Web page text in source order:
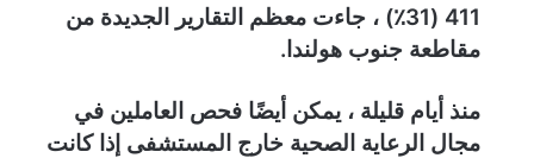
411 (31٪) ، جاءت معظم التقارير الجديدة من
مقاطعة جنوب هولندا.
منذ أيام قليلة ، يمكن أيضًا فحص العاملين في
مجال الرعاية الصحية خارج المستشفى إذا كانت